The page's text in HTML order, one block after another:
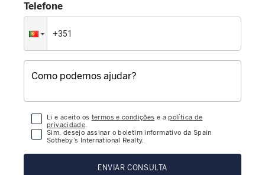
Telefone
Li e aceito os termos e condições e apolítica de
privacidade.
Sim, desejo assinar o boletim informativo da Spain
Sotheby’s International Realty.
ENVIAR CONSULTA